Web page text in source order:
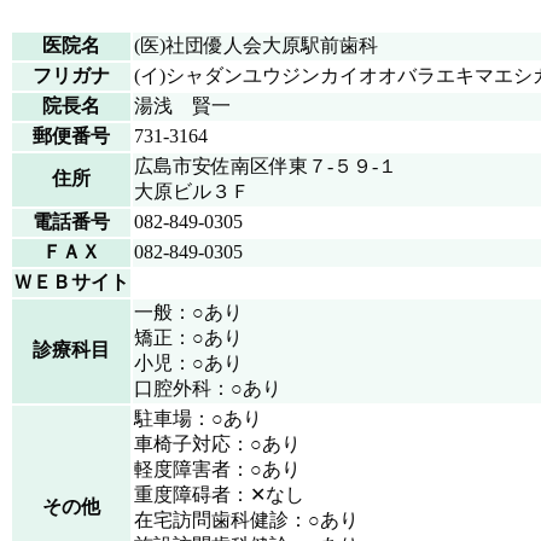
医院名
(医)社団優人会大原駅前歯科
フリガナ
(イ)シャダンユウジンカイオオバラエキマエシ
院長名
湯浅 賢一
郵便番号
731-3164
住所
広島市安佐南区伴東７-５９-１
大原ビル３Ｆ
電話番号
082-849-0305
ＦＡＸ
082-849-0305
ＷＥＢサイト
診療科目
一般：○あり
矯正：○あり
小児：○あり
口腔外科：○あり
その他
駐車場：○あり
車椅子対応：○あり
軽度障害者：○あり
重度障碍者：✕なし
在宅訪問歯科健診：○あり